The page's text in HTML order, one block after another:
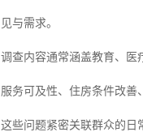
见与需求。
调查内容通常涵盖教育、医
服务可及性、住房条件改善
这些问题紧密关联群众的日